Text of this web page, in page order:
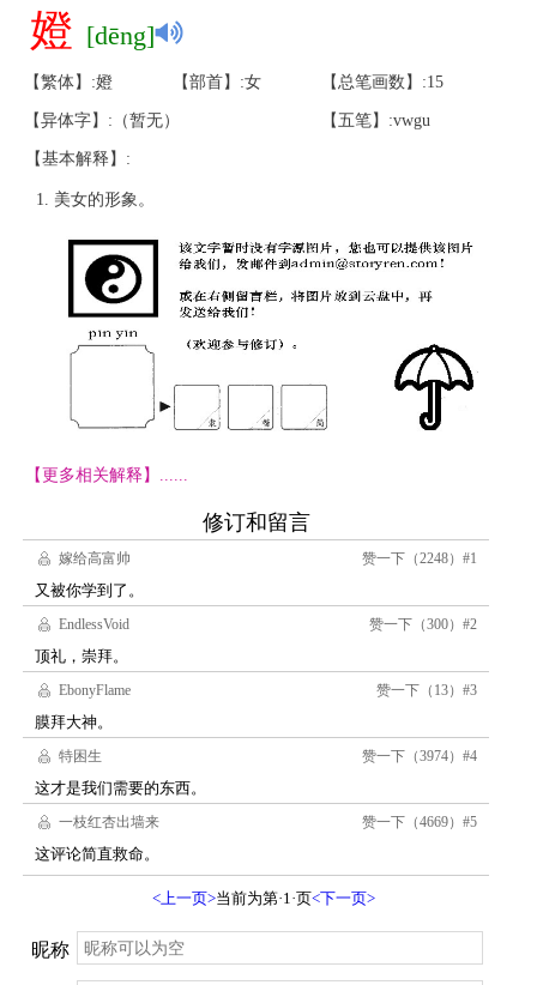
嬁 [dēng]
【繁体】:嬁 【部首】:女 【总笔画数】:15
【异体字】:（暂无） 【五笔】:vwgu
【基本解释】:
美女的形象。
【更多相关解释】......